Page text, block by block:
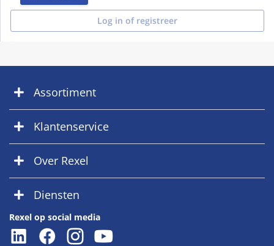
Log in of registreer
Assortiment
Klantenservice
Over Rexel
Diensten
Rexel op social media